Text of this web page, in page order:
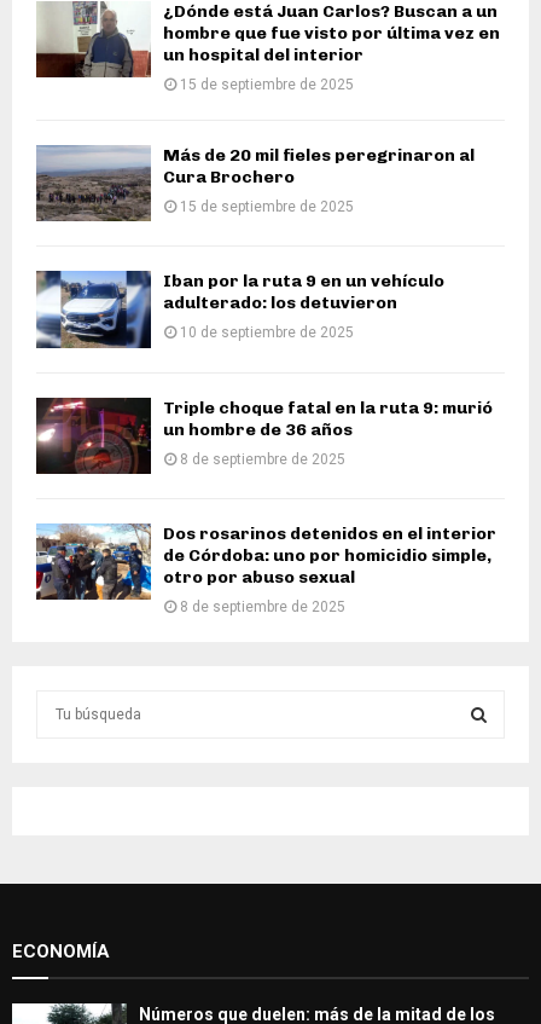
¿Dónde está Juan Carlos? Buscan a un
hombre que fue visto por última vez en
un hospital del interior
15 de septiembre de 2025
Más de 20 mil fieles peregrinaron al
Cura Brochero
15 de septiembre de 2025
Iban por la ruta 9 en un vehículo
adulterado: los detuvieron
10 de septiembre de 2025
Triple choque fatal en la ruta 9: murió
un hombre de 36 años
8 de septiembre de 2025
Dos rosarinos detenidos en el interior
de Córdoba: uno por homicidio simple,
otro por abuso sexual
8 de septiembre de 2025
o
H
ECONOMÍA
Números que duelen: más de la mitad de los